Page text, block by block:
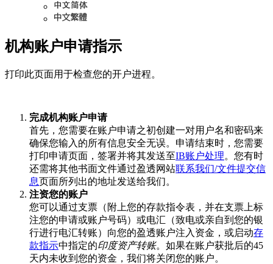
机构账户申请指示
打印此页面用于检查您的开户进程。
完成机构账户申请
首先，您需要在账户申请之初创建一对用户名和密码来
确保您输入的所有信息安全无误。申请结束时，您需要
打印申请页面，签署并将其发送至IB账户处理。您有时
还需将其他书面文件通过盈透网站联系我们/文件提交信
息页面所列出的地址发送给我们。
注资您的账户
您可以通过支票（附上您的存款指令表，并在支票上标
注您的申请或账户号码）或电汇（致电或亲自到您的银
行进行电汇转账）向您的盈透账户注入资金，或启动存
款指示中指定的印度资产转账。如果在账户获批后的45
天内未收到您的资金，我们将关闭您的账户。